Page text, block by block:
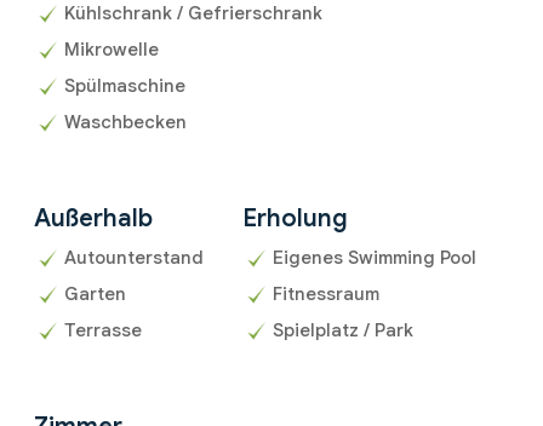
Kühlschrank / Gefrierschrank
Mikrowelle
Spülmaschine
Waschbecken
Außerhalb
Autounterstand
Garten
Terrasse
Erholung
Eigenes Swimming Pool
Fitnessraum
Spielplatz / Park